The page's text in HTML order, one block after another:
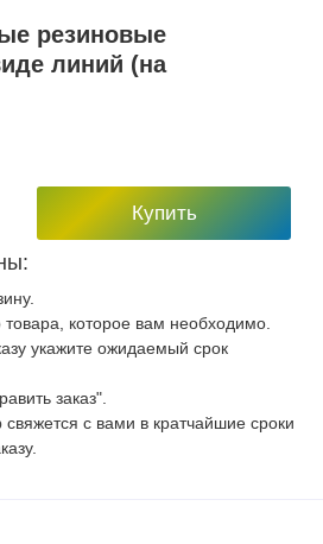
резиновые
линий (на
Купить
которое вам необходимо.
укажите ожидаемый срок
заказ".
с вами в кратчайшие сроки